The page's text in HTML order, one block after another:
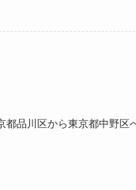
都品川区から東京都中野区